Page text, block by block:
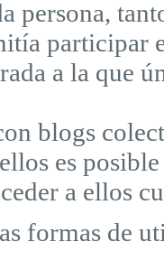
persona,
participar
a la que
blogs
es
a ellos
formas de